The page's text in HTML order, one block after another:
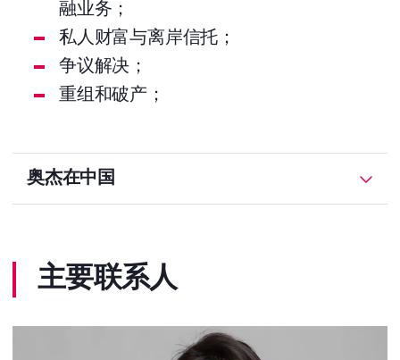
融业务；
私人财富与离岸信托；
争议解决；
重组和破产；
奥杰在中国
主要联系人